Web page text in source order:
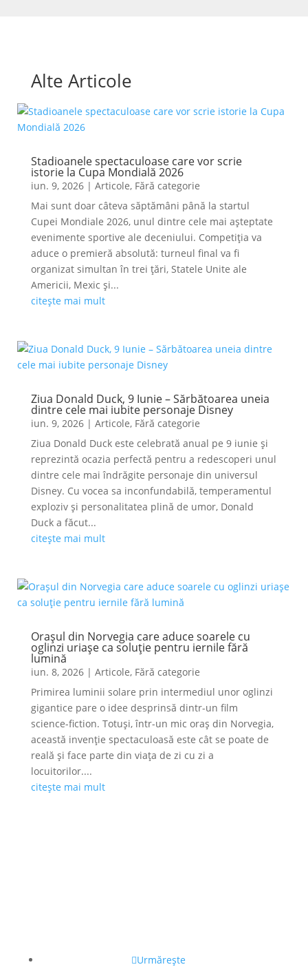
Alte Articole
Stadioanele spectaculoase care vor scrie
istorie la Cupa Mondială 2026
iun. 9, 2026| Articole, Fără categorie
Mai sunt doar câteva săptămâni până la startul
Cupei Mondiale 2026, unul dintre cele mai așteptate
evenimente sportive ale deceniului. Competiția va
aduce o premieră absolută: turneul final va fi
organizat simultan în trei țări, Statele Unite ale
Americii, Mexic și...
citește mai mult
Ziua Donald Duck, 9 Iunie – Sărbătoarea uneia
dintre cele mai iubite personaje Disney
iun. 9, 2026| Articole, Fără categorie
Ziua Donald Duck este celebrată anual pe 9 iunie și
reprezintă ocazia perfectă pentru a redescoperi unul
dintre cele mai îndrăgite personaje din universul
Disney. Cu vocea sa inconfundabilă, temperamentul
exploziv și personalitatea plină de umor, Donald
Duck a făcut...
citește mai mult
Orașul din Norvegia care aduce soarele cu
oglinzi uriașe ca soluție pentru iernile fără
lumină
iun. 8, 2026| Articole, Fără categorie
Primirea luminii solare prin intermediul unor oglinzi
gigantice pare o idee desprinsă dintr-un film
science-fiction. Totuși, într-un mic oraș din Norvegia,
această invenție spectaculoasă este cât se poate de
reală și face parte din viața de zi cu zi a
locuitorilor....
citește mai mult
Urmărește